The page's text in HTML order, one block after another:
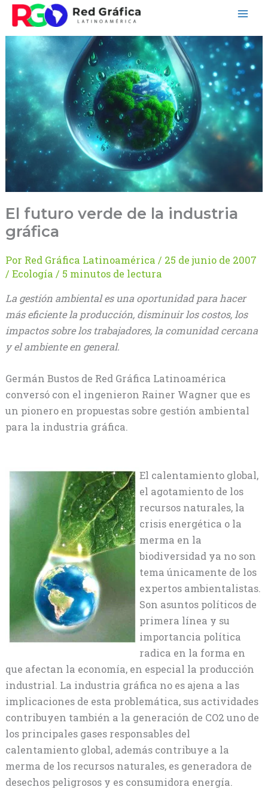
contenido
El futuro verde de la industria
gráfica
Por Red Gráfica Latinoamérica / 25 de junio de 2007
/ Ecología / 5 minutos de lectura
La gestión ambiental es una oportunidad para hacer
más eficiente la producción, disminuir los costos, los
impactos sobre los trabajadores, la comunidad cercana
y el ambiente en general.
Germán Bustos de Red Gráfica Latinoamérica
conversó con el ingenieron Rainer Wagner que es
un pionero en propuestas sobre gestión ambiental
para la industria gráfica.
El calentamiento global,
el agotamiento de los
recursos naturales, la
crisis energética o la
merma en la
biodiversidad ya no son
tema únicamente de los
expertos ambientalistas.
Son asuntos políticos de
primera línea y su
importancia política
radica en la forma en
que afectan la economía, en especial la producción
industrial. La industria gráfica no es ajena a las
implicaciones de esta problemática, sus actividades
contribuyen también a la generación de CO2 uno de
los principales gases responsables del
calentamiento global, además contribuye a la
merma de los recursos naturales, es generadora de
desechos peligrosos y es consumidora energía.